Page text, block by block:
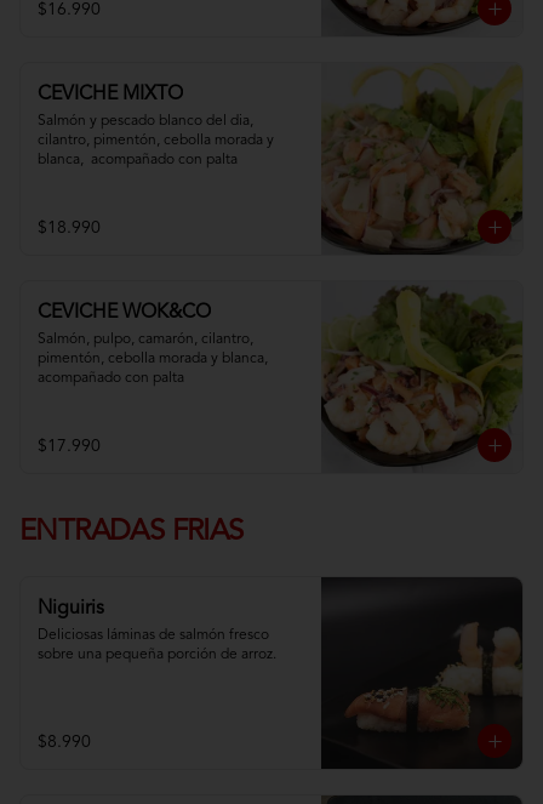
$16.990
CEVICHE MIXTO
Salmón y pescado blanco del dia,
cilantro, pimentón, cebolla morada y
blanca,  acompañado con palta
$18.990
CEVICHE WOK&CO
Salmón, pulpo, camarón, cilantro,
pimentón, cebolla morada y blanca,
acompañado con palta
$17.990
ENTRADAS FRIAS
Niguiris
Deliciosas láminas de salmón fresco
sobre una pequeña porción de arroz.
$8.990